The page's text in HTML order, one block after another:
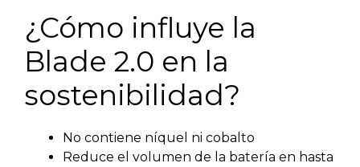
¿Cómo influye la
Blade 2.0 en la
sostenibilidad?
No contiene níquel ni cobalto
Reduce el volumen de la batería en hasta